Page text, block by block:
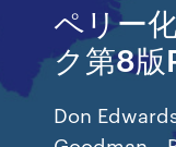
ペリー
ク第8版
Don